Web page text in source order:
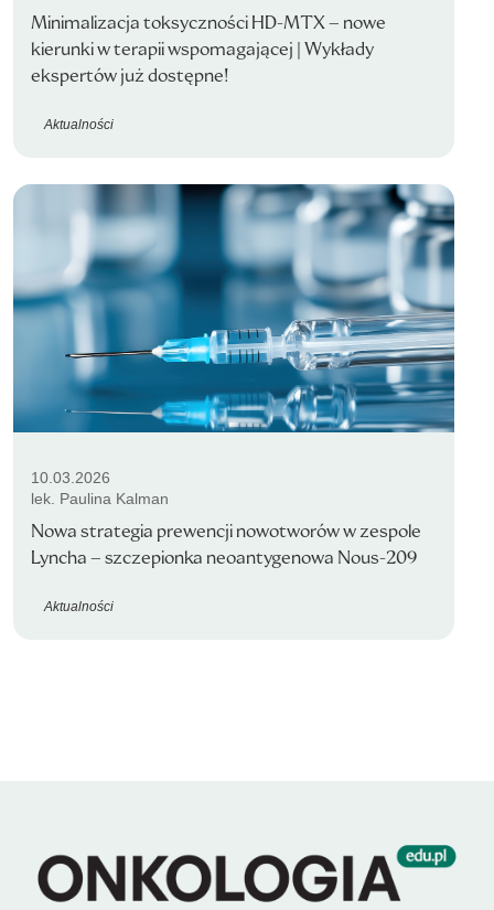
Minimalizacja toksyczności HD-MTX – nowe
kierunki w terapii wspomagającej | Wykłady
ekspertów już dostępne!
Aktualności
10.03.2026
lek. Paulina Kalman
Nowa strategia prewencji nowotworów w zespole
Lyncha – szczepionka neoantygenowa Nous-209
Aktualności